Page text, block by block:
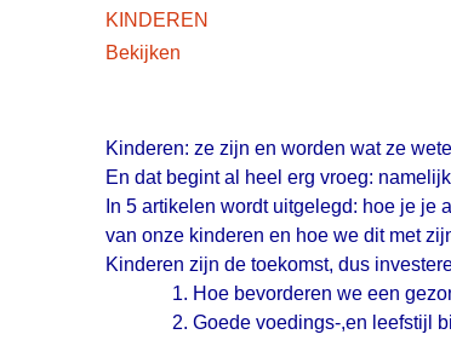
Bekijken
Kinderen: ze zijn en worden wat ze
En dat begint al heel erg vroeg:
In 5 artikelen wordt uitgelegd: hoe je
van onze kinderen en hoe we dit met
Kinderen zijn de toekomst, dus
Hoe bevorderen we een
Goede voedings-,en leefstijl